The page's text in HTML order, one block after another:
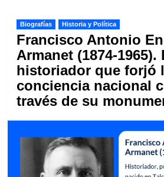
Biografías Historia y Política
Francisco Antonio
Armanet (1874-1965).
historiador que forjó
conciencia nacional
través de su